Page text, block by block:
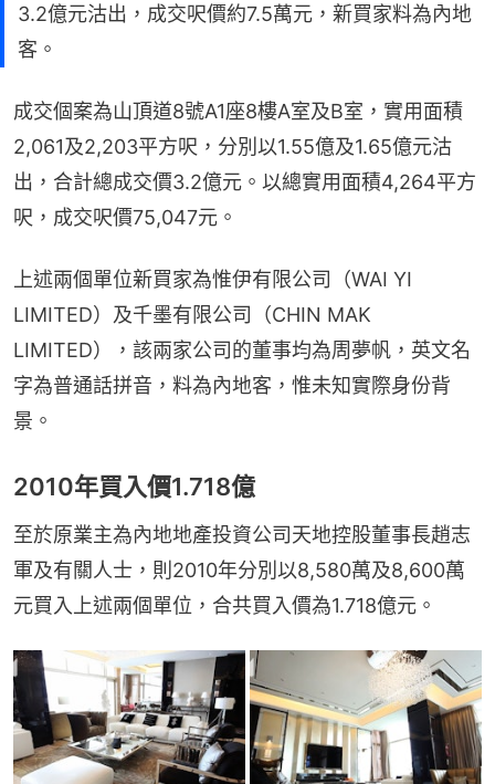
3.2億元沽出，成交呎價約7.5萬元，新買家料為內地
客。
成交個案為山頂道8號A1座8樓A室及B室，實用面積
2,061及2,203平方呎，分別以1.55億及1.65億元沽
出，合計總成交價3.2億元。以總實用面積4,264平方
呎，成交呎價75,047元。
上述兩個單位新買家為惟伊有限公司（WAI YI
LIMITED）及千墨有限公司（CHIN MAK
LIMITED），該兩家公司的董事均為周夢帆，英文名
字為普通話拼音，料為內地客，惟未知實際身份背
景。
2010年買入價1.718億
至於原業主為內地地產投資公司天地控股董事長趙志
軍及有關人士，則2010年分別以8,580萬及8,600萬
元買入上述兩個單位，合共買入價為1.718億元。